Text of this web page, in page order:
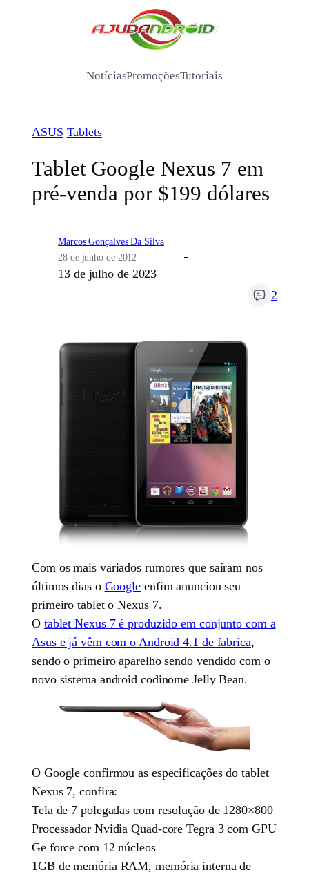
/
NotíciasPromoçõesTutoriais
ASUS Tablets
Tablet Google Nexus 7 em
pré-venda por $199 dólares
Marcos Gonçalves Da Silva
28 de junho de 2012
13 de julho de 2023
2
Com os mais variados rumores que saíram nos
últimos dias o Google enfim anunciou seu
primeiro tablet o Nexus 7.
O tablet Nexus 7 é produzido em conjunto com a
Asus e já vêm com o Android 4.1 de fabrica,
sendo o primeiro aparelho sendo vendido com o
novo sistema android codinome Jelly Bean.
O Google confirmou as especificações do tablet
Nexus 7, confira:
Tela de 7 polegadas com resolução de 1280×800
Processador Nvidia Quad-core Tegra 3 com GPU
Ge force com 12 núcleos
1GB de memória RAM, memória interna de